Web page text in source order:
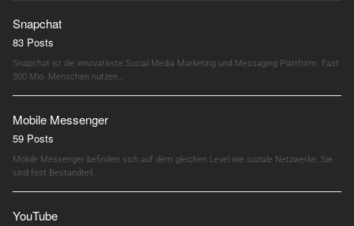
Snapchat
83 Posts
Snapchat ist die innovativste Social Media Marketing und Messaging Plattform. Fast
300 Mio. Menschen nutzen…
Mobile Messenger
59 Posts
Mobile Messenger befinden sich auf dem gleichen Level wie soziale Netzwerke. Sie
sind fest Bestandteil…
YouTube